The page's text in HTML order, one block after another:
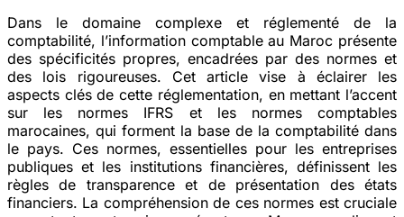
Dans le domaine complexe et réglementé de la
comptabilité, l’information comptable au Maroc présente
des spécificités propres, encadrées par des normes et
des lois rigoureuses. Cet article vise à éclairer les
aspects clés de cette réglementation, en mettant l’accent
sur les normes IFRS et les normes comptables
marocaines, qui forment la base de la comptabilité dans
le pays. Ces normes, essentielles pour les entreprises
publiques et les institutions financières, définissent les
règles de transparence et de présentation des états
financiers. La compréhension de ces normes est cruciale